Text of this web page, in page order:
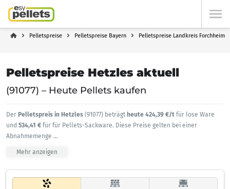
Pelletspreise Pelletspreise Bayern Pelletspreise Landkreis Forchheim
Pelletspreise Hetzles aktuell
(91077) – Heute Pellets kaufen
Der Pelletspreis in Hetzles (91077) beträgt heute 424,39 €/t für lose Ware
und 534,41 € für für Pellets-Sackware. Diese Preise gelten bei einer
Abnahmemenge ...
Mehr anzeigen